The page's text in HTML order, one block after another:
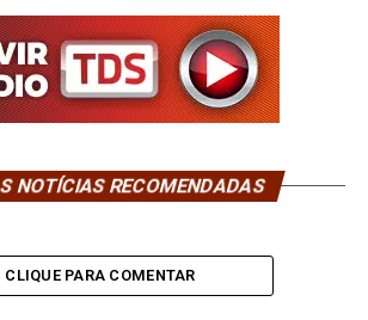
NOTÍCIAS RECOMENDADAS
CLIQUE PARA COMENTAR